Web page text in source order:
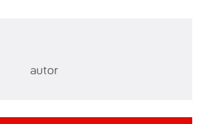
autor